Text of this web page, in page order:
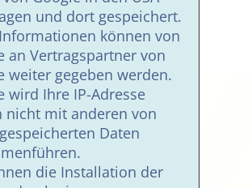
und dort gespeichert.
können von
an Vertragspartner von
weiter gegeben werden.
wird Ihre IP-Adresse
nicht mit anderen von
Daten
die Installation der